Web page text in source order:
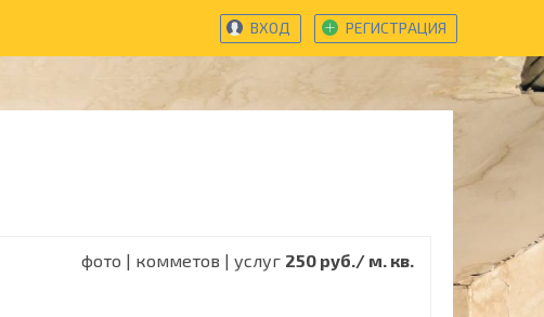
ВХОД РЕГИСТРАЦИЯ
фото | комметов | услуг 250 руб./ м. кв.